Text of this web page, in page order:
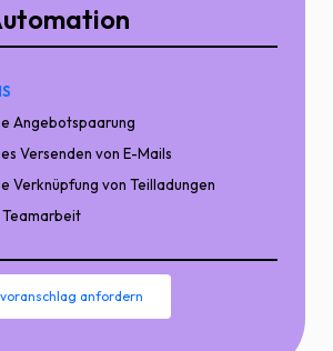
Angebotspaarung
Versenden von E-Mails
Verknüpfung von Teilladungen
Teamarbeit
anfordern